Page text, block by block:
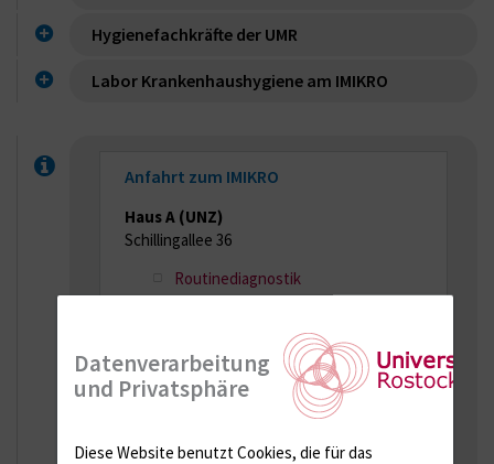
Hygienefachkräfte der UMR
Labor Krankenhaushygiene am IMIKRO
Anfahrt zum IMIKRO
Haus A (UNZ)
Schillingallee 36
Routinediagnostik
Schillingallee 70
Krankenhaushygiene
Datenverarbeitung
und Privatsphäre
Diese Website benutzt Cookies, die für das